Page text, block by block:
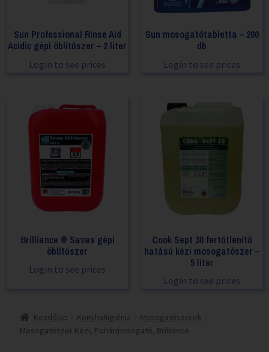
Sun Professional Rinse Aid
Acidic gépi öblítőszer – 2 liter
Login to see prices
Sun mosogatótabletta – 200
db
Login to see prices
Brilliance ® Savas gépi
öblítőszer
Login to see prices
Cook Sept 30 fertőtlenítő
hatású kézi mosogatószer –
5 liter
Login to see prices
Kezdőlap Konyhahigiénia
Mosogatószerek
Mosogatószer Kézi, Pohármosogató, Brilliance